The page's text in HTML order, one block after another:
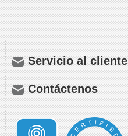
Servicio al cliente
Contáctenos